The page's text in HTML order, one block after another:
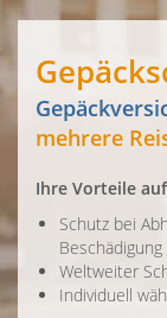
mehrere
Ihre Vorteile
Schutz bei
Beschädigung
Weltweiter
Individuell